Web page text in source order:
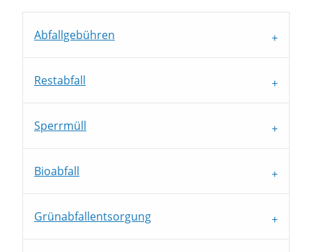
Abfallgebühren
Restabfall
Sperrmüll
Bioabfall
Grünabfallentsorgung